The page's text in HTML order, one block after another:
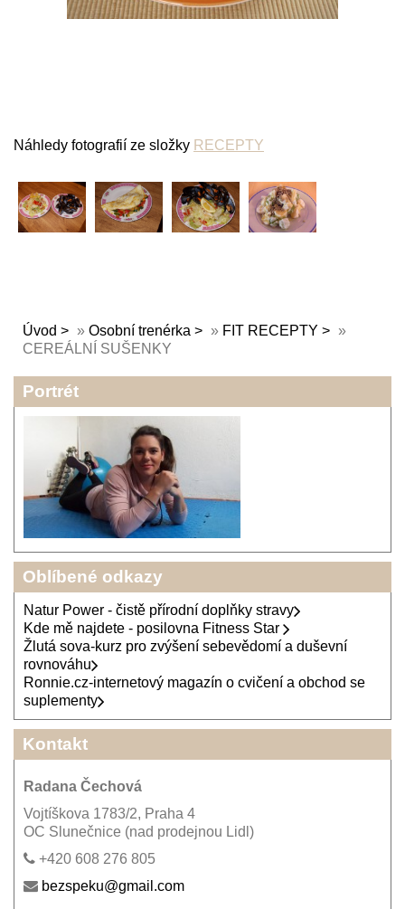
Náhledy fotografií ze složky RECEPTY
Úvod » Osobní trenérka » FIT RECEPTY
»
CEREÁLNÍ SUŠENKY
Portrét
Oblíbené odkazy
Natur Power - čistě přírodní doplňky stravy
Kde mě najdete - posilovna Fitness Star
Žlutá sova-kurz pro zvýšení sebevědomí a duševní
rovnováhu
Ronnie.cz-internetový magazín o cvičení a obchod se
suplementy
Kontakt
Radana Čechová
Vojtíškova 1783/2, Praha 4
OC Slunečnice (nad prodejnou Lidl)
+420 608 276 805
bezspeku@gmail.com